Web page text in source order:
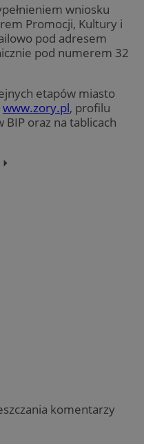
wniosku
Promocji, Kultury i
pod adresem
pod numerem 32
etapów miasto
www.zory.pl, profilu
oraz na tablicach
⏵︎
komentarzy